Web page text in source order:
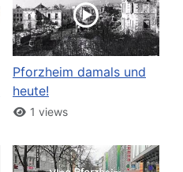
Pforzheim damals und
heute!
1 views